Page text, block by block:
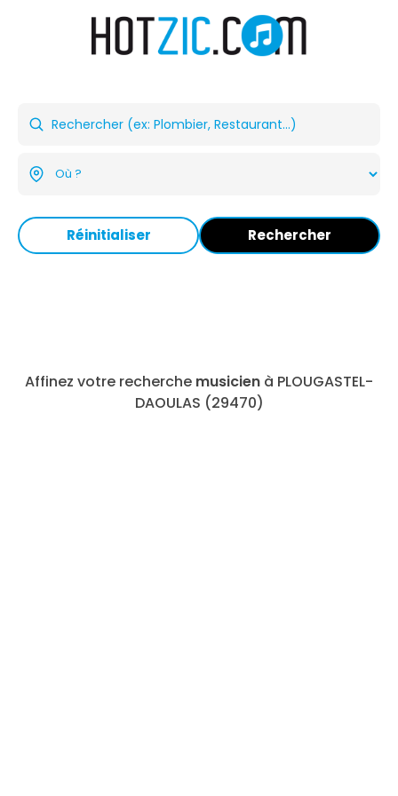
Réinitialiser Rechercher
Affinez votre recherche musicien à PLOUGASTEL-
DAOULAS (29470)